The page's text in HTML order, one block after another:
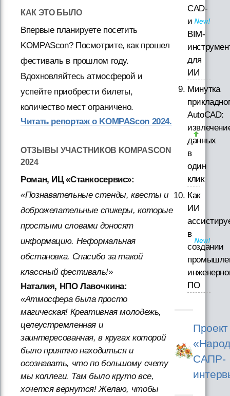
КАК ЭТО БЫЛО
Впервые планируете посетить
KOMPAScon? Посмотрите, как прошел
фестиваль в прошлом году.
Вдохновляйтесь атмосферой и
успейте приобрести билеты,
количество мест ограничено.
Читать репортаж о KOMPAScon 2024.
ОТЗЫВЫ УЧАСТНИКОВ KOMPASCON
2024
Роман, ИЦ «Станкосервис»:
«Познавательные стенды, квесты и
доброжелательные спикеры, которые
простыми словами доносят
информацию. Неформальная
обстановка. Спасибо за такой
классный фестиваль!»
Наталия, НПО Лавочкина:
«Атмосфера была просто
магическая! Креативная молодежь,
целеустремленная и
заинтересованная, в кругах которой
было приятно находиться и
осознавать, что по большому счету
мы коллеги. Там было круто все,
хочется вернутся! Желаю, чтобы
CAD-
и
BIM-
для
ИИ
Минутка
AutoCAD:
данных
в
один
клик
Как
ИИ
в
создании
ПО
Проект
САПР-